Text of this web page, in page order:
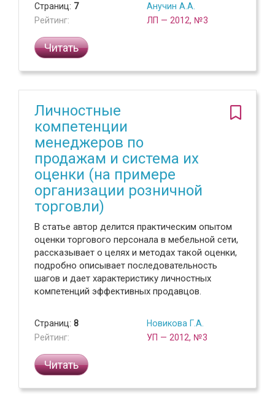
Страниц: 7
Рейтинг:
Анучин А.А.
ЛП — 2012, №3
Читать
Личностные
компетенции
менеджеров по
продажам и система их
оценки (на примере
организации розничной
торговли)
В статье автор делится практическим опытом
оценки торгового персонала в мебельной сети,
рассказывает о целях и методах такой оценки,
подробно описывает последовательность
шагов и дает характеристику личностных
компетенций эффективных продавцов.
Страниц: 8
Рейтинг:
Новикова Г.А.
УП — 2012, №3
Читать